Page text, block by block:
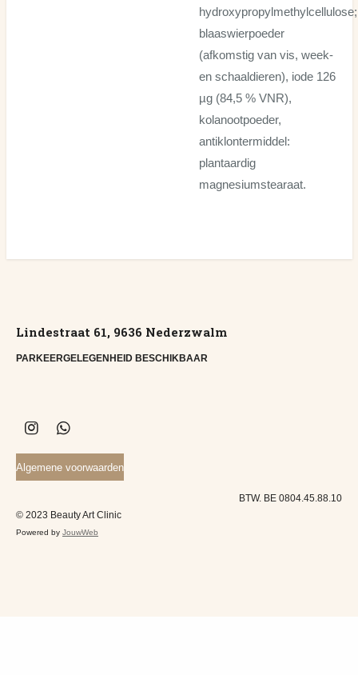
hydroxypropylmethylcellulose;
blaaswierpoeder
(afkomstig van vis, week-
en schaaldieren), iode 126
µg (84,5 % VNR),
kolanootpoeder,
antiklontermiddel:
plantaardig
magnesiumstearaat.
Lindestraat 61, 9636 Nederzwalm
PARKEERGELEGENHEID BESCHIKBAAR
I
s
r
a
W
a
p
p
Algemene voorwaarden
BTW. BE 0804.45.88.10
© 2023 Beauty Art Clinic
Powered by JouwWeb